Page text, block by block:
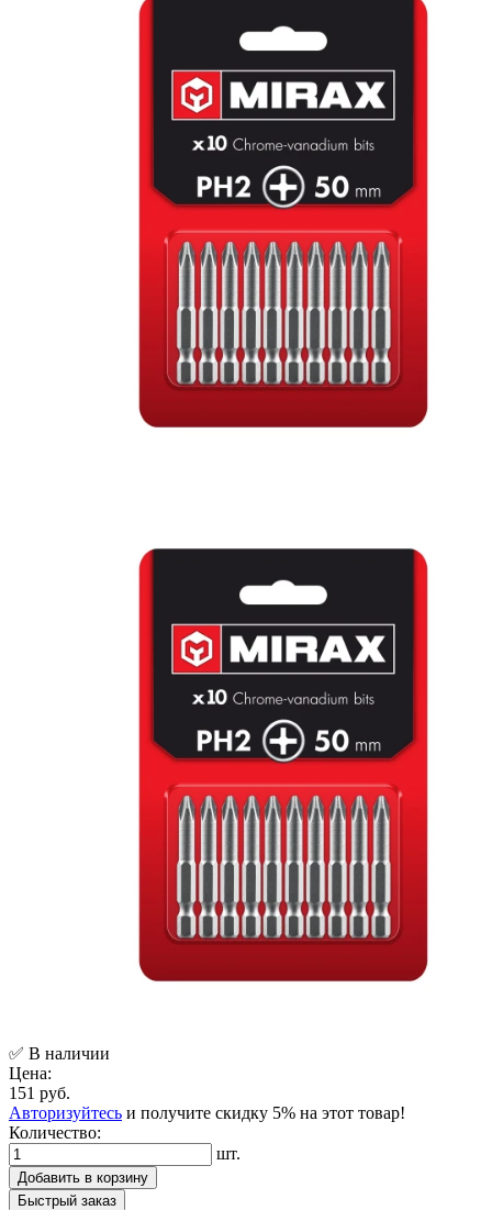
✅ В наличии
Цена:
151 руб.
Авторизуйтесь и получите скидку 5% на этот товар!
Количество:
шт.
Добавить в корзину
Быстрый заказ